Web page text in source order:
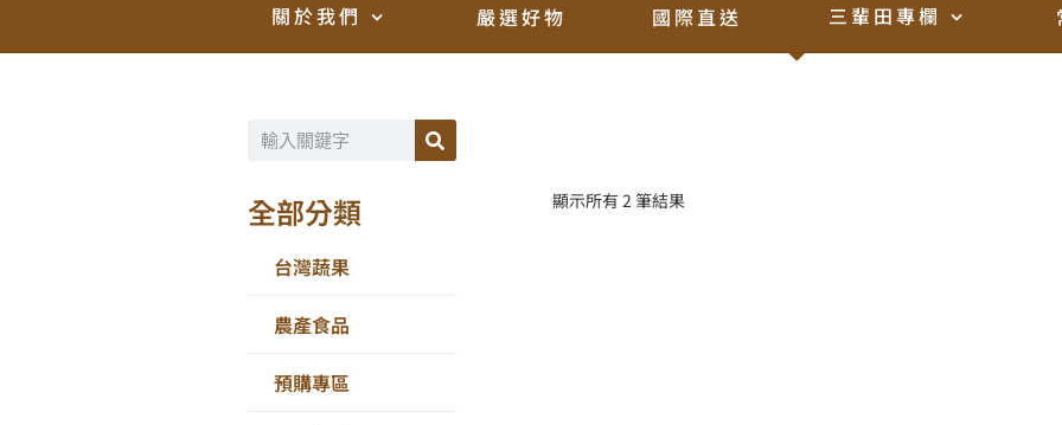
關於我們 嚴選好物 國際直送 三輩田專欄
全部分類
台灣蔬果
農產食品
預購專區
顯示所有 2 筆結果